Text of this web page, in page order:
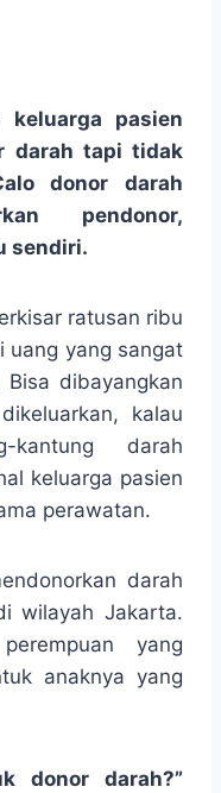
keluarga pasien
darah tapi tidak
donor darah
pendonor,
sendiri.
ratusan ribu
uang yang sangat
dibayangkan
kalau
kantung darah
keluarga pasien
perawatan.
darah
wilayah Jakarta.
yang
anaknya yang
donor darah?”